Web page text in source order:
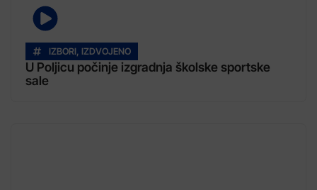
IZBORI IZDVOJENO
U Poljicu počinje izgradnja školske sportske
sale